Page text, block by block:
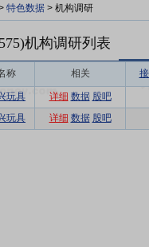
特色数据 > 机构调研
机构调研列表
称 相关
玩具 详细 数据 股吧
玩具 详细 数据 股吧